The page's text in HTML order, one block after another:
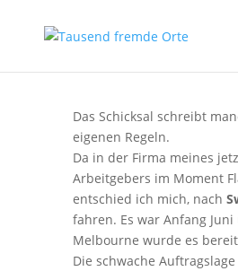
Das Schicksal schreibt
eigenen Regeln.
Da in der Firma meines
Arbeitgebers im Moment
entschied ich mich, nach
fahren. Es war Anfang
Melbourne wurde es
Die schwache